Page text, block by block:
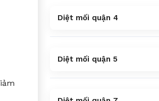
Diệt mối quận 4
Diệt mối quận 5